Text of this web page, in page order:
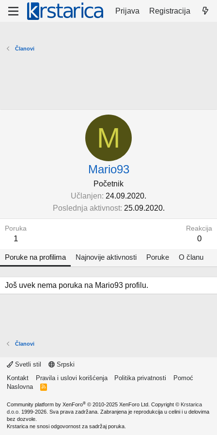
Prijava Registracija
Članovi
M
Mario93
Početnik
Učlanjen 24.09.2020.
Poslednja aktivnost 25.09.2020.
Poruka
1
Reakcija
0
Poruke na profilima Najnovije aktivnosti Poruke O članu
Još uvek nema poruka na Mario93 profilu.
Članovi
Svetli stil
Srpski
Kontakt
Pravila i uslovi korišćenja Politika privatnosti
Pomoć
Naslovna
R
Community platform by XenForo® © 2010-2025 XenForo Ltd. Copyright © Krstarica
d.o.o. 1999-2026. Sva prava zadržana. Zabranjena je reprodukcija u celini i u delovima
bez dozvole.
Krstarica ne snosi odgovornost za sadržaj poruka.